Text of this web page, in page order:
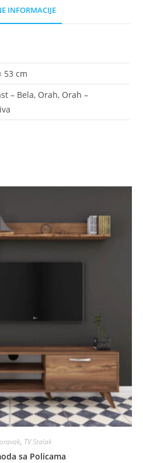
INFORMACIJE
53 cm
– Bela, Orah, Orah –
, TV Stalak
sa Policama